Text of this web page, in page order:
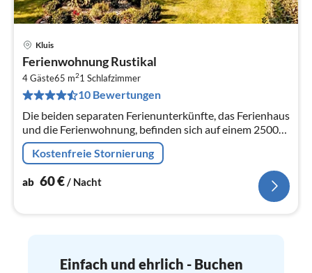
Kluis
Ferienwohnung Rustikal
4 Gäste65 m21 Schlafzimmer
10 Bewertungen
Die beiden separaten Ferienunterkünfte, das Ferienhaus
und die Ferienwohnung, befinden sich auf einem 2500
m² grossen abgeschlossenen Privatgrundstück mit
einem sicheren...
Kostenfreie Stornierung
ab 60€/ Nacht
Einfach und ehrlich - Buchen